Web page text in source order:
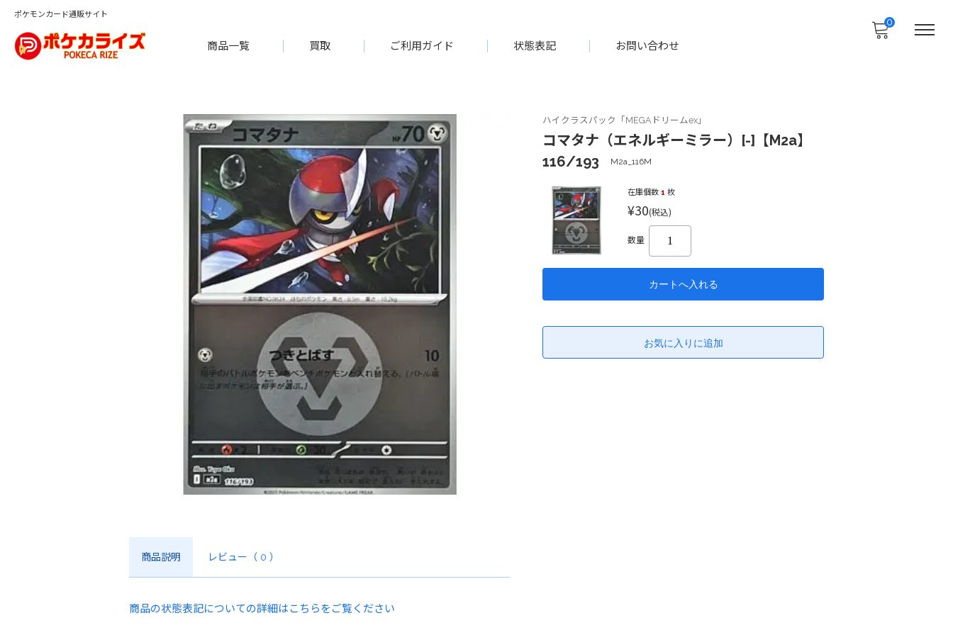
ポケモンカード通販サイト
商品一覧 買取 ご利用ガイド 状態表記 お問い合わせ
0
ハイクラスパック「MEGAドリームex」
コマタナ（エネルギーミラー）[-]【M2a】
116/193
M2a_116M
在庫個数1 枚
¥30(税込)
数量
商品説明 レビュー （ 0 ）
商品の状態表記についての詳細はこちらをご覧ください